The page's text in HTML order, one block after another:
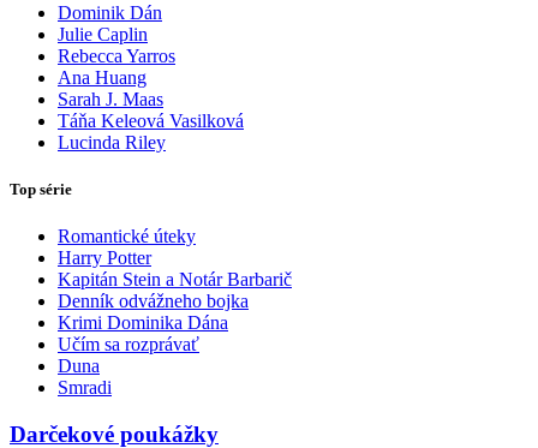
Dominik Dán
Julie Caplin
Rebecca Yarros
Ana Huang
Sarah J. Maas
Táňa Keleová Vasilková
Lucinda Riley
Top série
Romantické úteky
Harry Potter
Kapitán Stein a Notár Barbarič
Denník odvážneho bojka
Krimi Dominika Dána
Učím sa rozprávať
Duna
Smradi
Darčekové poukážky